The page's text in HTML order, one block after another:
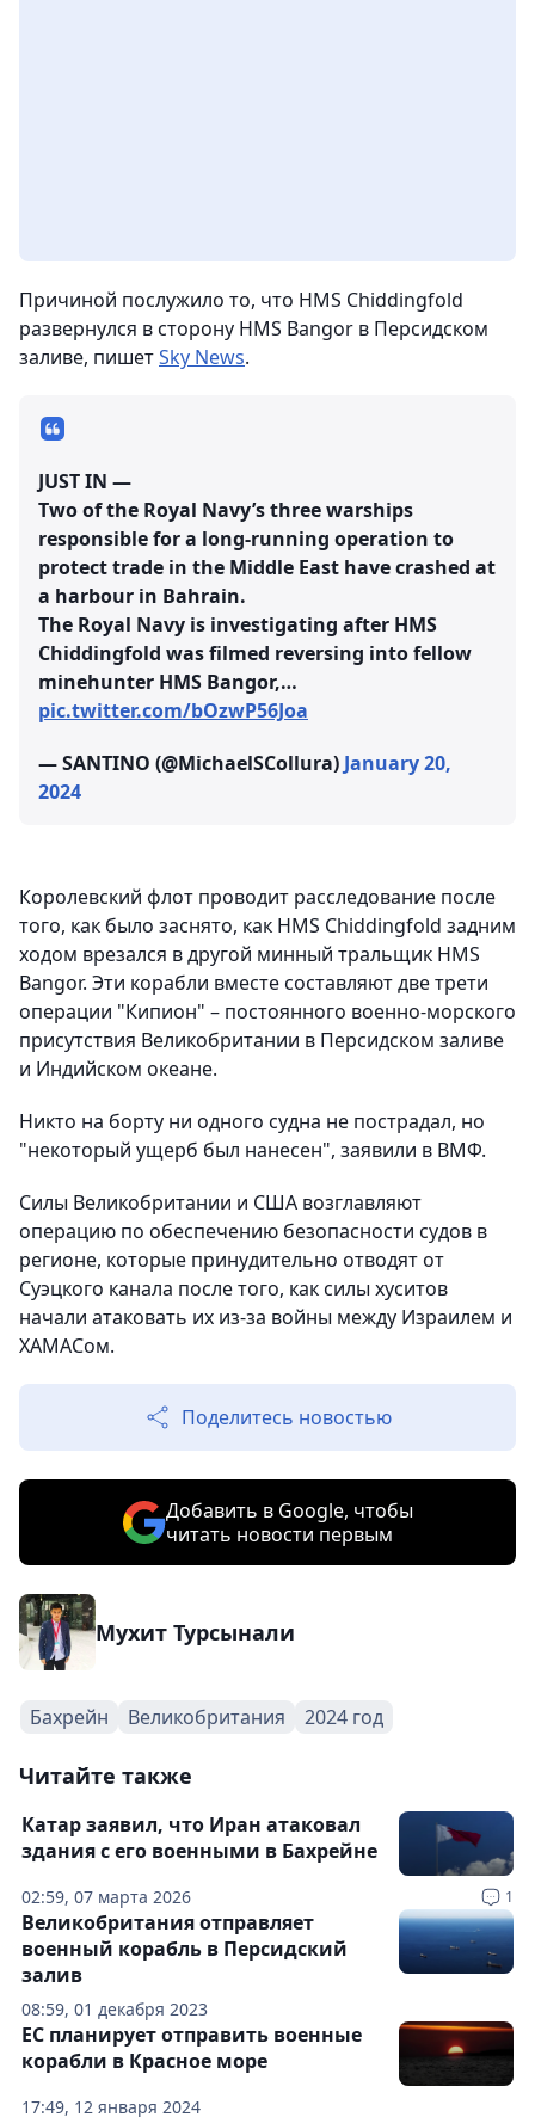
Причиной послужило то, что HMS Chiddingfold
развернулся в сторону HMS Bangor в Персидском
заливе, пишетSky News.
JUST IN —
Two of the Royal Navy’s three warships
responsible for a long-running operation to
protect trade in the Middle East have crashed at
a harbour in Bahrain.
The Royal Navy is investigating after HMS
Chiddingfold was filmed reversing into fellow
minehunter HMS Bangor,…
pic.twitter.com/bOzwP56Joa
— SANTINO (@MichaelSCollura) January 20,
2024
Королевский флот проводит расследование после
того, как было заснято, как HMS Chiddingfold задним
ходом врезался в другой минный тральщик HMS
Bangor. Эти корабли вместе составляют две трети
операции "Кипион" – постоянного военно-морского
присутствия Великобритании в Персидском заливе
и Индийском океане.
Никто на борту ни одного судна не пострадал, но
"некоторый ущерб был нанесен", заявили в ВМФ.
Силы Великобритании и США возглавляют
операцию по обеспечению безопасности судов в
регионе, которые принудительно отводят от
Суэцкого канала после того, как силы хуситов
начали атаковать их из-за войны между Израилем и
ХАМАСом.
Поделитесь новостью
Добавить в Google, чтобы
читать новости первым
Мухит Турсынали
Бахрейн Великобритания 2024 год
Читайте также
02:59, 07 марта 2026 1
Катар заявил, что Иран атаковал
здания с его военными в Бахрейне
08:59, 01 декабря 2023
Великобритания отправляет
военный корабль в Персидский
залив
17:49, 12 января 2024
ЕС планирует отправить военные
корабли в Красное море